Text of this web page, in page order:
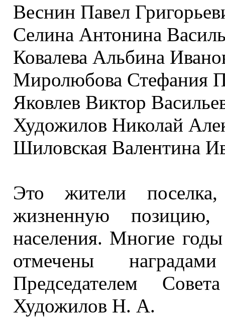
Веснин Павел
Селина Антонина
Ковалева Альбина
Миролюбова Стефания
Яковлев Виктор
Художилов Николай
Шиловская Валентина
Это жители
жизненную позицию,
населения. Многие
отмечены
Председателем
Художилов Н. А.